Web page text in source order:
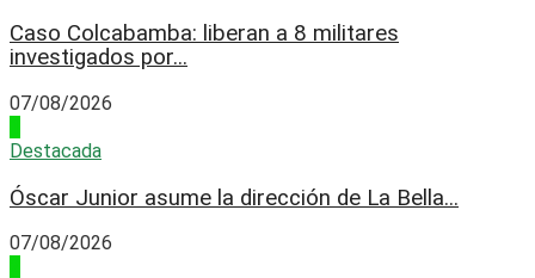
Caso Colcabamba: liberan a 8 militares
investigados por...
07/08/2026
Destacada
Óscar Junior asume la dirección de La Bella...
07/08/2026